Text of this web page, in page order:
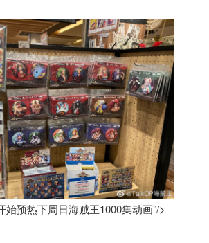
始预热下周日海贼王1000集动画”/>